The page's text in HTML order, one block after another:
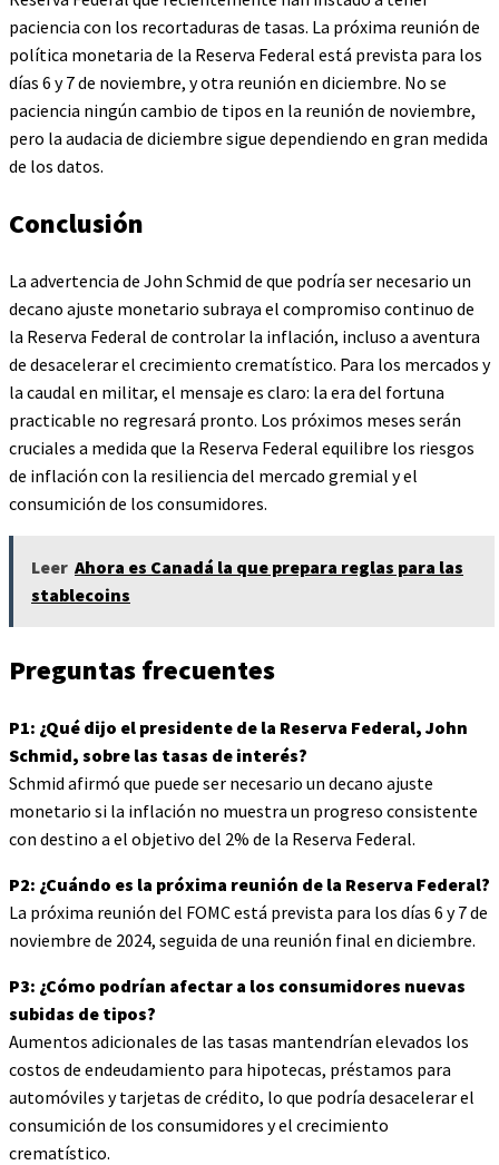
paciencia con los recortaduras de tasas. La próxima reunión de
política monetaria de la Reserva Federal está prevista para los
días 6 y 7 de noviembre, y otra reunión en diciembre. No se
paciencia ningún cambio de tipos en la reunión de noviembre,
pero la audacia de diciembre sigue dependiendo en gran medida
de los datos.
Conclusión
La advertencia de John Schmid de que podría ser necesario un
decano ajuste monetario subraya el compromiso continuo de
la Reserva Federal de controlar la inflación, incluso a aventura
de desacelerar el crecimiento crematístico. Para los mercados y
la caudal en militar, el mensaje es claro: la era del fortuna
practicable no regresará pronto. Los próximos meses serán
cruciales a medida que la Reserva Federal equilibre los riesgos
de inflación con la resiliencia del mercado gremial y el
consumición de los consumidores.
Leer Ahora es Canadá la que prepara reglas para las
stablecoins
Preguntas frecuentes
P1: ¿Qué dijo el presidente de la Reserva Federal, John
Schmid, sobre las tasas de interés?
Schmid afirmó que puede ser necesario un decano ajuste
monetario si la inflación no muestra un progreso consistente
con destino a el objetivo del 2% de la Reserva Federal.
P2: ¿Cuándo es la próxima reunión de la Reserva Federal?
La próxima reunión del FOMC está prevista para los días 6 y 7 de
noviembre de 2024, seguida de una reunión final en diciembre.
P3: ¿Cómo podrían afectar a los consumidores nuevas
subidas de tipos?
Aumentos adicionales de las tasas mantendrían elevados los
costos de endeudamiento para hipotecas, préstamos para
automóviles y tarjetas de crédito, lo que podría desacelerar el
consumición de los consumidores y el crecimiento
crematístico.